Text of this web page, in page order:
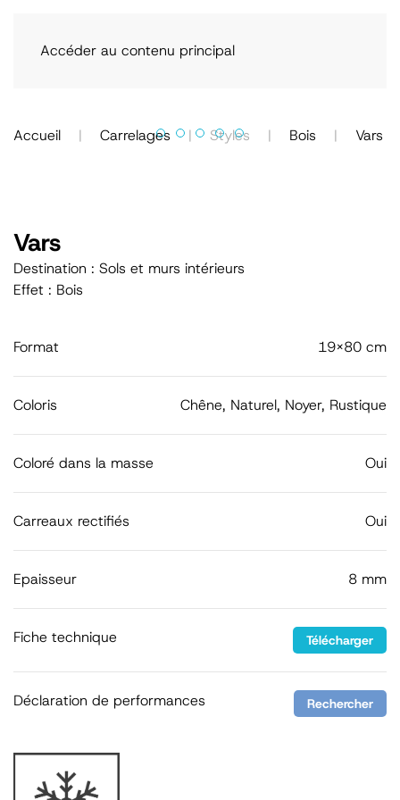
Accéder au contenu principal
Accueil Carrelages Styles Bois Vars
Vars
Destination : Sols et murs intérieurs
Effet : Bois
Format 19x80 cm
Coloris Chêne, Naturel, Noyer, Rustique
Coloré dans la masse Oui
Carreaux rectifiés Oui
Epaisseur 8 mm
Fiche technique Télécharger
Déclaration de performances Rechercher